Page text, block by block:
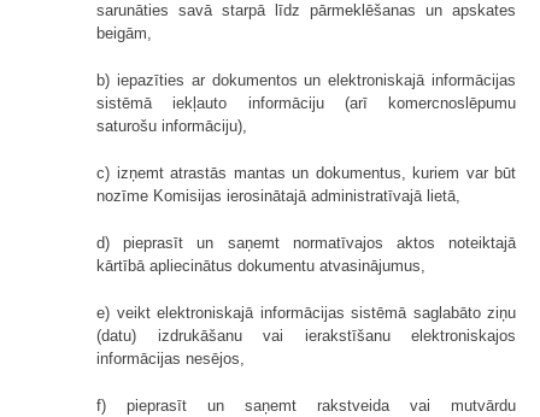
sarunāties savā starpā līdz pārmeklēšanas un apskates
beigām,
b) iepazīties ar dokumentos un elektroniskajā informācijas
sistēmā iekļauto informāciju (arī komercnoslēpumu
saturošu informāciju),
c) izņemt atrastās mantas un dokumentus, kuriem var būt
nozīme Komisijas ierosinātajā administratīvajā lietā,
d) pieprasīt un saņemt normatīvajos aktos noteiktajā
kārtībā apliecinātus dokumentu atvasinājumus,
e) veikt elektroniskajā informācijas sistēmā saglabāto ziņu
(datu) izdrukāšanu vai ierakstīšanu elektroniskajos
informācijas nesējos,
f) pieprasīt un saņemt rakstveida vai mutvārdu